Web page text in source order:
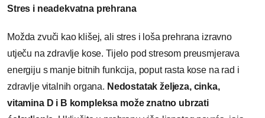
Stres i neadekvatna prehrana
Možda zvuči kao klišej, ali stres i loša prehrana izravno
utječu na zdravlje kose. Tijelo pod stresom preusmjerava
energiju s manje bitnih funkcija, poput rasta kose na rad i
zdravlje vitalnih organa. Nedostatak željeza, cinka,
vitamina D i B kompleksa može znatno ubrzati